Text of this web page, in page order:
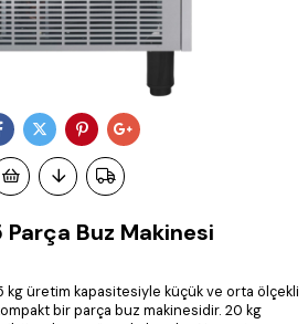
Buz Makinesi
kg üretim kapasitesiyle küçük ve orta ölçekli
bir parça buz makinesidir. 20 kg